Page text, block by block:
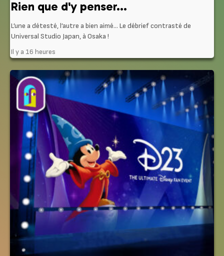
Rien que d'y penser...
L’une a détesté, l’autre a bien aimé… Le débrief contrasté de
Universal Studio Japan, à Osaka !
Il y a 16 heures